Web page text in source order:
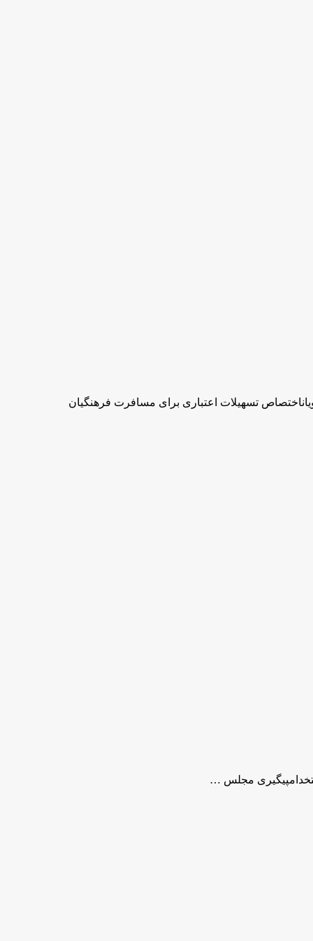
تسهیلات اعتباری برای مسافرت فرهنگیان
مجلس …